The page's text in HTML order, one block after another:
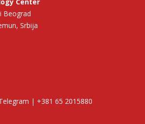
Beograd
Srbija
| +381 65 2015880